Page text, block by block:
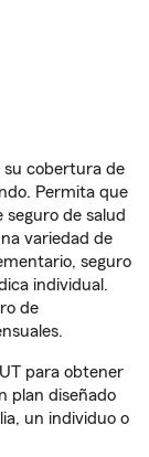
su cobertura de
Permita que
de salud
variedad de
seguro
individual.
de
para obtener
plan diseñado
un individuo o